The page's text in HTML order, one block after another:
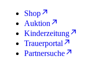
Shop
Auktion
Kinderzeitung
Trauerportal
Partnersuche